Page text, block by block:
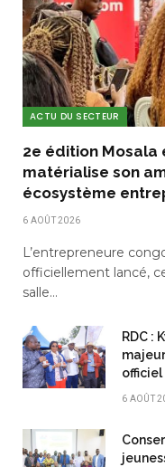
ACTU DU SECTEUR
2e édition Mosala
matérialise son
écosystème
6 AOÛT 2026
L’entrepreneure
officiellement lancé,
salle…
RDC :
officiel
6 AOÛT